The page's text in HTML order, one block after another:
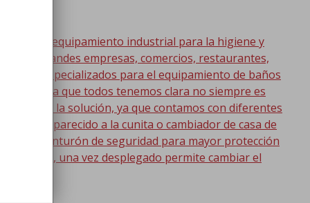
tipo de equipamiento industrial para la higiene y
para grandes empresas, comercios, restaurantes,
especializados para el equipamiento de baños
Esta idea que todos tenemos clara no siempre es
tenemos la solución, ya que contamos con diferentes
lo más parecido a la cunita o cambiador de casa de
con un cinturón de seguridad para mayor protección
la pared, una vez desplegado permite cambiar el